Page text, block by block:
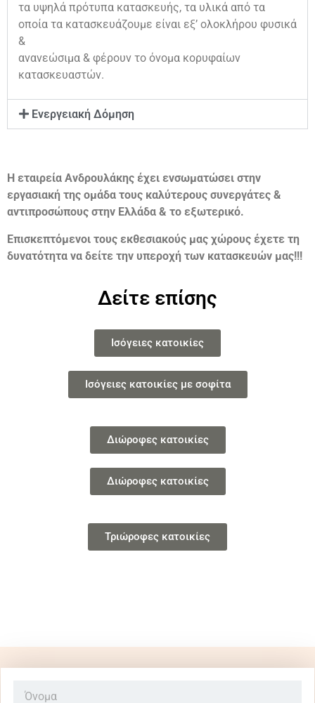
τα υψηλά πρότυπα κατασκευής, τα υλικά από τα
οποία τα κατασκευάζουμε είναι εξ’ ολοκλήρου φυσικά
&
ανανεώσιμα & φέρουν το όνομα κορυφαίων
κατασκευαστών.
Ενεργειακή Δόμηση
Η εταιρεία Ανδρουλάκης έχει ενσωματώσει στην
εργασιακή της ομάδα τους καλύτερους συνεργάτες &
αντιπροσώπους στην Ελλάδα & το εξωτερικό.
Επισκεπτόμενοι τους εκθεσιακούς μας χώρους έχετε τη
δυνατότητα να δείτε την υπεροχή των κατασκευών μας!!!
Δείτε επίσης
Ισόγειες κατοικίες
Ισόγειες κατοικίες με σοφίτα
Διώροφες κατοικίες
Διώροφες κατοικίες
Τριώροφες κατοικίες